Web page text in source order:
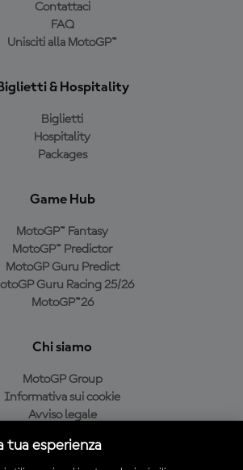
Contattaci
FAQ
Unisciti alla MotoGP™
& Hospitality
Biglietti
Hospitality
Packages
Game Hub
MotoGP™ Fantasy
MotoGP™ Predictor
MotoGP Guru Predict
Guru Racing 25/26
MotoGP™26
Chi siamo
MotoGP Group
Informativa sui cookie
Avviso legale
Condizioni di acquisto
tua esperienza